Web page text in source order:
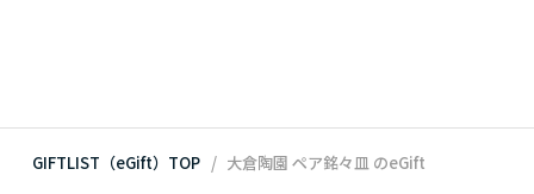
GIFTLIST（eGift）TOP 大倉陶園 ペア銘々皿 のeGift